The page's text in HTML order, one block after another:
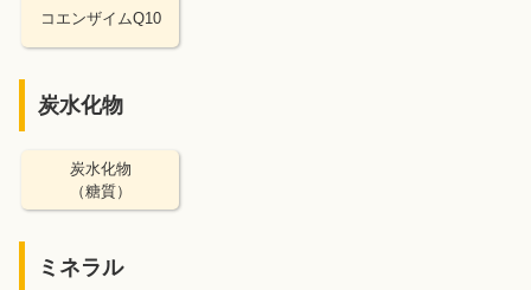
コエンザイムQ10
炭水化物
炭水化物
（糖質）
ミネラル